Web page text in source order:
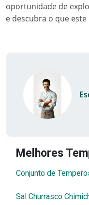
oportunidade de
e descubra o que
Melhores
Conjunto de
Sal Churrasco